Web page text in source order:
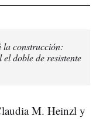
la construcción:
doble de resistente
M. Heinzl y